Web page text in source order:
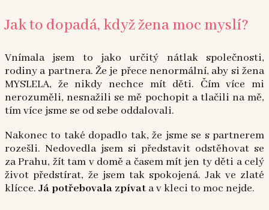
Jak to dopadá, když žena moc myslí?
Vnímala jsem to jako určitý nátlak společnosti,
rodiny a partnera. Že je přece nenormální, aby si žena
MYSLELA, že nikdy nechce mít děti. Čím více mi
nerozuměli, nesnažili se mě pochopit a tlačili na mě,
tím více jsme se od sebe oddalovali.
Nakonec to také dopadlo tak, že jsme se s partnerem
rozešli. Nedovedla jsem si představit odstěhovat se
za Prahu, žít tam v domě a časem mít jen ty děti a celý
život předstírat, že jsem tak spokojená. Jak ve zlaté
klícce. Já potřebovala zpívat a v kleci to moc nejde.